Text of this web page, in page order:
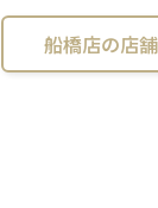
船橋店の店